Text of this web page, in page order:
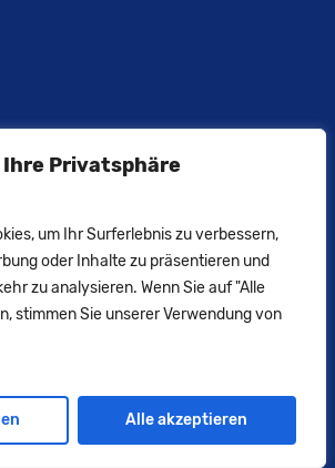
Privatsphäre
um Ihr Surferlebnis zu verbessern,
oder Inhalte zu präsentieren und
zu analysieren. Wenn Sie auf "Alle
stimmen Sie unserer Verwendung von
Alle akzeptieren
ERREICHEN